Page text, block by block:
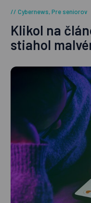
Cybernews,Pre seniorov
Klikol na
stiahol